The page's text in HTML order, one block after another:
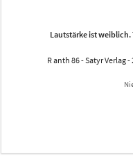
Lautstärke ist
R anth 86 - Satyr Verlag